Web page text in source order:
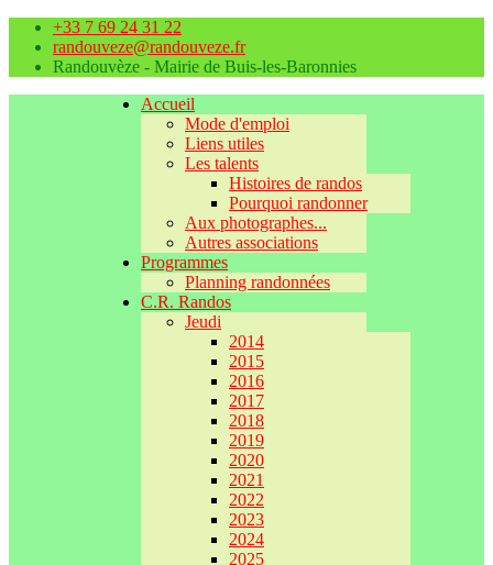
+33 7 69 24 31 22
randouveze@randouveze.fr
Randouvèze - Mairie de Buis-les-Baronnies
Accueil
Mode d'emploi
Liens utiles
Les talents
Histoires de randos
Pourquoi randonner
Aux photographes...
Autres associations
Programmes
Planning randonnées
C.R. Randos
Jeudi
2014
2015
2016
2017
2018
2019
2020
2021
2022
2023
2024
2025